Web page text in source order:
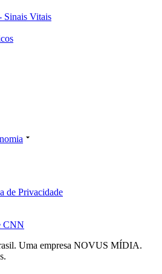
Sinais Vitais
de Privacidade
CNN
Uma empresa NOVUS MÍDIA.